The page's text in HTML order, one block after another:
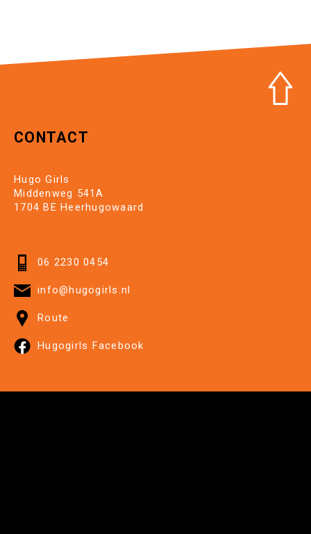
CONTACT
Hugo Girls
Middenweg 541A
1704 BE Heerhugowaard
06 2230 0454
info@hugogirls.nl
Route
Hugogirls Facebook